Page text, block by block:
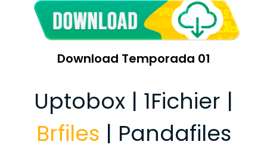
Download Temporada 01
Uptobox | 1Fichier |
Brfiles | Pandafiles